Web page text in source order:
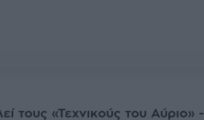
τους «Τεχνικούς του Αύριο» -